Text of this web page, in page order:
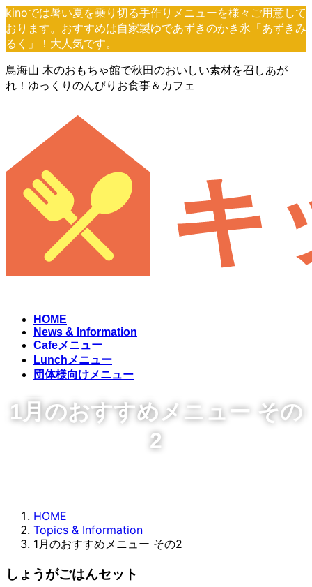
コ
ン
テ
ツ
へ
ナ
ビ
ゲ
シ
ョ
kinoでは暑い夏を乗り切る手作りメニューを様々ご用意して
おります。おすすめは自家製ゆであずきのかき氷「あずきみ
るく」！大人気です。
鳥海山 木のおもちゃ館で秋田のおいしい素材を召しあが
れ！ゆっくりのんびりお食事＆カフェ
HOME
News & Information
Cafeメニュー
Lunchメニュー
団体様向けメニュー
1月のおすすめメニュー その
2
HOME
Topics & Information
1月のおすすめメニュー その2
しょうがごはんセット